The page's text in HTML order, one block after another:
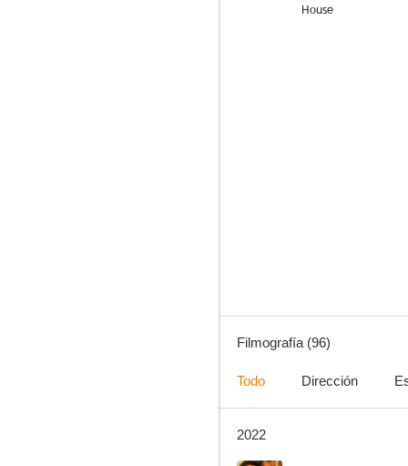
House
The Wire (Bajo escucha)
Filmografía (96)
Todo Dirección
2022